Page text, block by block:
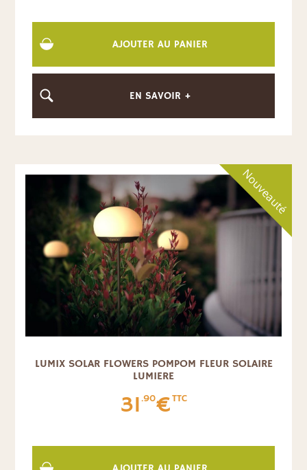
AJOUTER AU PANIER
EN SAVOIR +
Nouveauté
LUMIX SOLAR FLOWERS POMPOM FLEUR SOLAIRE
LUMIERE
31.90€TTC